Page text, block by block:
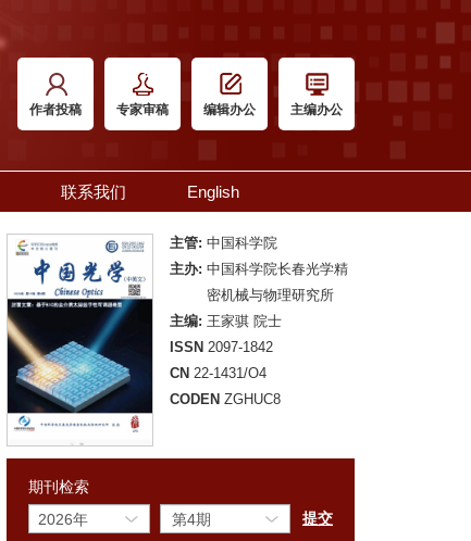
作者投稿 专家审稿 编辑办公 主编办公
联系我们 English
主管: 中国科学院
主办: 中国科学院长春光学精
密机械与物理研究所
主编: 王家骐 院士
ISSN 2097-1842
CN 22-1431/O4
CODEN ZGHUC8
期刊检索